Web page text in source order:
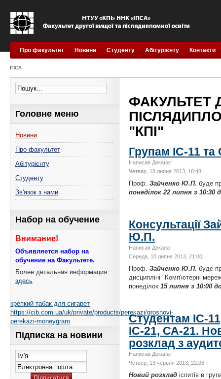
Про факультет Новини Студенту Абітурієнту Контакти
ІПСА
ФАКУЛЬТЕТ
"КПІ"
Групам ІС-11
Написав Деканат
Четвер, 18 липня 2013, 18:48
Проф. Зайченко Ю.П. буде
понеділок 22 липня з 10:30
Консультації
Ю.П.
Написав Деканат
Середа, 10 липня 2013, 21:00
Проф. Зайченко Ю.П. буде
дисципліні "Комп'ютерні
понеділок 15 липня з 10:00
Студентам ІС-
ІС-21, СА-21.
розклад з
Написав Деканат
Четвер, 13 червня 2013, 22:06
Новий розклад іспитів в
Головне меню
Новини
Про факультет
Абітурієнту
Студенту
Зв'язок з нами
Набор на обучение
Внимание!
Объявляется набор на
обучение на Факультете.
Более детальная информация
здесь
крепкий табак для сигарет
https://cib.com.ua/uk/private/products/perekazi/groshovi-
perekazi-moneygram
Підписка на новини